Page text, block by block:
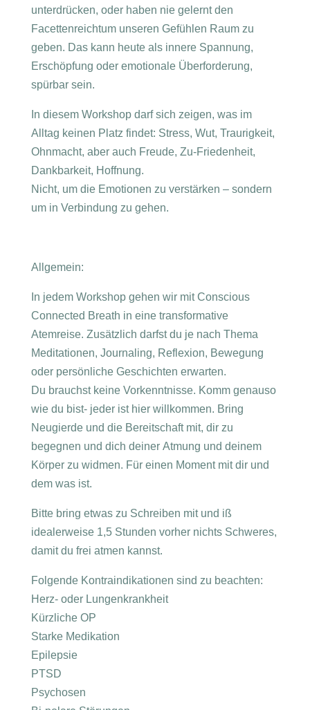
unterdrücken, oder haben nie gelernt den
Facettenreichtum unseren Gefühlen Raum zu
geben. Das kann heute als innere Spannung,
Erschöpfung oder emotionale Überforderung,
spürbar sein.
In diesem Workshop darf sich zeigen, was im
Alltag keinen Platz findet: Stress, Wut, Traurigkeit,
Ohnmacht, aber auch Freude, Zu-Friedenheit,
Dankbarkeit, Hoffnung.
Nicht, um die Emotionen zu verstärken – sondern
um in Verbindung zu gehen.
Allgemein:
In jedem Workshop gehen wir mit Conscious
Connected Breath in eine transformative
Atemreise. Zusätzlich darfst du je nach Thema
Meditationen, Journaling, Reflexion, Bewegung
oder persönliche Geschichten erwarten.
Du brauchst keine Vorkenntnisse. Komm genauso
wie du bist- jeder ist hier willkommen. Bring
Neugierde und die Bereitschaft mit, dir zu
begegnen und dich deiner Atmung und deinem
Körper zu widmen. Für einen Moment mit dir und
dem was ist.
Bitte bring etwas zu Schreiben mit und iß
idealerweise 1,5 Stunden vorher nichts Schweres,
damit du frei atmen kannst.
Folgende Kontraindikationen sind zu beachten:
Herz- oder Lungenkrankheit
Kürzliche OP
Starke Medikation
Epilepsie
PTSD
Psychosen